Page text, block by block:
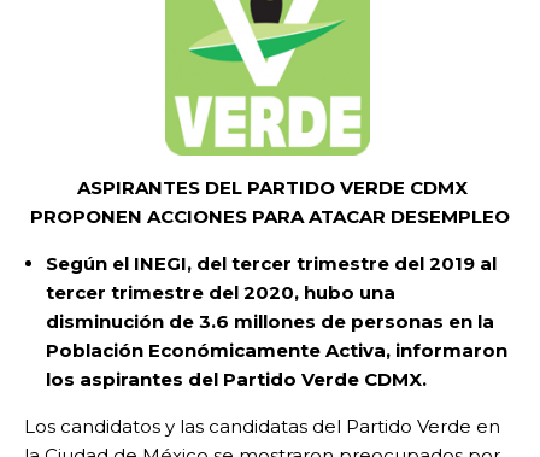
ASPIRANTES DEL PARTIDO VERDE CDMX
PROPONEN ACCIONES PARA ATACAR DESEMPLEO
Según el INEGI, del tercer trimestre del 2019 al
tercer trimestre del 2020, hubo una
disminución de 3.6 millones de personas en la
Población Económicamente Activa, informaron
los aspirantes del Partido Verde CDMX.
Los candidatos y las candidatas del Partido Verde en